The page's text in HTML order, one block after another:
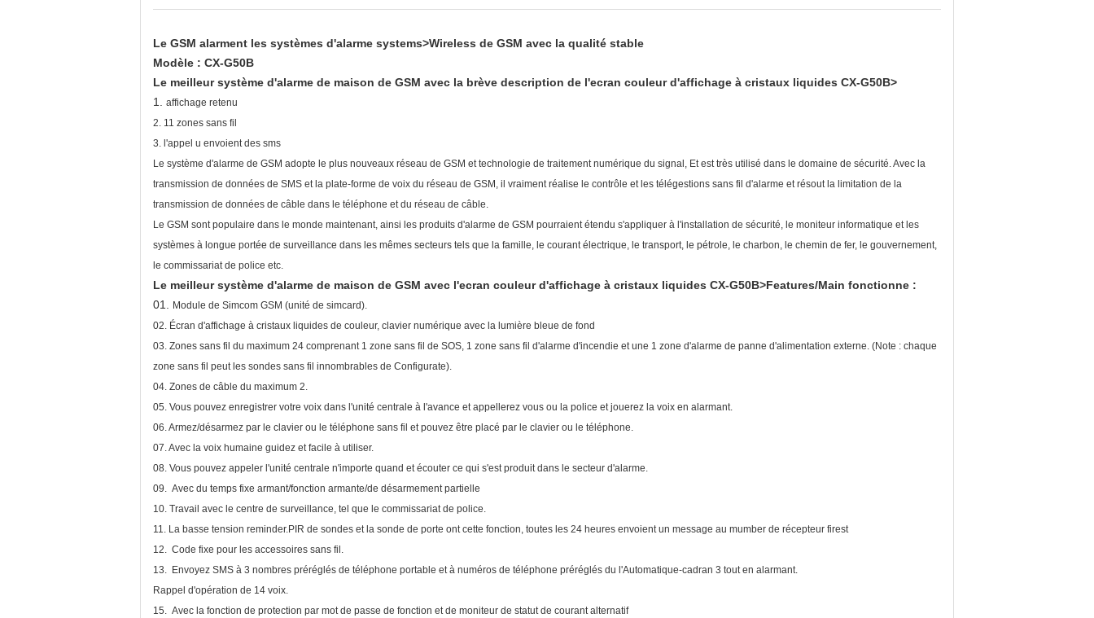
Le GSM alarment les systèmes d'alarme systems>Wireless de GSM avec la qualité stable
Modèle : CX-G50B
Le meilleur système d'alarme de maison de GSM avec la brève description de l'ecran couleur d'affichage à cristaux liquides CX-G50B>
1. affichage retenu
2. 11 zones sans fil
3. l'appel u envoient des sms
Le système d'alarme de GSM adopte le plus nouveaux réseau de GSM et technologie de traitement numérique du signal, Et est très utilisé dans le domaine de sécurité. Avec la
transmission de données de SMS et la plate-forme de voix du réseau de GSM, il vraiment réalise le contrôle et les télégestions sans fil d'alarme et résout la limitation de la
transmission de données de câble dans le téléphone et du réseau de câble.
Le GSM sont populaire dans le monde maintenant, ainsi les produits d'alarme de GSM pourraient étendu s'appliquer à l'installation de sécurité, le moniteur informatique et les
systèmes à longue portée de surveillance dans les mêmes secteurs tels que la famille, le courant électrique, le transport, le pétrole, le charbon, le chemin de fer, le gouvernement,
le commissariat de police etc.
Le meilleur système d'alarme de maison de GSM avec l'ecran couleur d'affichage à cristaux liquides CX-G50B>Features/Main fonctionne :
01.
Module de Simcom GSM (unité de simcard).
02. Écran d'affichage à cristaux liquides de couleur, clavier numérique avec la lumière bleue de fond
03. Zones sans fil du maximum 24 comprenant 1 zone sans fil de SOS, 1 zone sans fil d'alarme d'incendie et une 1 zone d'alarme de panne d'alimentation externe. (Note : chaque
zone sans fil peut les sondes sans fil innombrables de Configurate).
04. Zones de câble du maximum 2.
05. Vous pouvez enregistrer votre voix dans l'unité centrale à l'avance et appellerez vous ou la police et jouerez la voix en alarmant.
06. Armez/désarmez par le clavier ou le téléphone sans fil et pouvez être placé par le clavier ou le téléphone.
07. Avec la voix humaine guidez et facile à utiliser.
08. Vous pouvez appeler l'unité centrale n'importe quand et écouter ce qui s'est produit dans le secteur d'alarme.
09. Avec du temps fixe armant/fonction armante/de désarmement partielle
10. Travail avec le centre de surveillance, tel que le commissariat de police.
11. La basse tension reminder.PIR de sondes et la sonde de porte ont cette fonction, toutes les 24 heures envoient un message au mumber de récepteur firest
12. Code fixe pour les accessoires sans fil.
13. Envoyez SMS à 3 nombres préréglés de téléphone portable et à numéros de téléphone préréglés du l'Automatique-cadran 3 tout en alarmant.
Rappel d'opération de 14 voix.
15. Avec la fonction de protection par mot de passe de fonction et de moniteur de statut de courant alternatif